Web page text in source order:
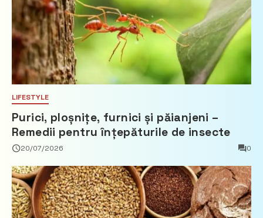
LIFESTYLE
Purici, ploșnițe, furnici și păianjeni –
Remedii pentru înțepăturile de insecte
20/07/2026 0